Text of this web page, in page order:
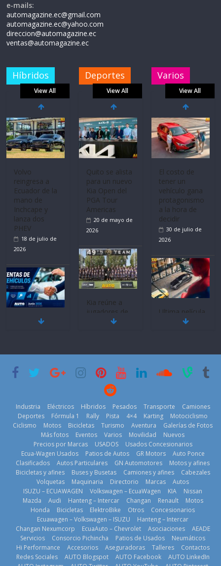
e-mails:
automagazine.ec@gmail.com
automagazine.ec@yahoo.com
direccion@automagazine.ec
ventas@automagazine.ec
Híbridos
View All
Volvo
Ecuador de la
mano de
Inchcape y
lanza dos
PHEV
18 de julio de
Mercado
automotor
nacional cierra
historia
2026
BMW, Toyota,
Bosch y
Repsol
prueban flota
que usa
gasolina 100%
renovable
25 de julio de
Deportes
View All
La FEDAK
recibe 12
Sinotruk
cubrir las rutas
de La Vuelta
31 de julio de
2026
Quito se alista
para un nuevo
PGA Tour
Americas
20 de mayo de
Kia reúne a
jugadores de
fútbol de todo
el mundo en
‘Kia OMBC
Cup’
6 de mayo de
2026
La Vuelta al
Ecuador 2026,
Varios
View All
El costo de
tener un
vehículo gana
protagonismo
a la hora de
decidir
30 de julio de
2026
Ultima película
‘Spider‑Man:
Brand New
Day’ pone en
29 de julio de
¿Qué puede
pasar con tu
vehículo si
permanece
varios días sin
usar?
3 de agosto de
Industria Eléctricos Híbridos Pesados Transporte
Camiones
Deportes
Fórmula 1 Rally Pista 4×4 Karting
Motociclismo
Ciclismo
Motos Bicicletas Turismo Aventura
Galerías de Fotos
Más fotos
Eventos Varios Movilidad
Nuevos
Precios por Marcas
USADOS
Usados Concesionarios
Ecua-Wagen Usados
Patios de Autos GR Motors
Auto Ponce
Clasificados
Autos Particulares GN Automotores
Motos y afines
Bicicletas y afines
Buses y Busetas Camiones y afines
Cabezales
Volquetas
Maquinaria Directorio Marcas
Autos
ISUZU – ECUAWAGEN
Volkswagen – EcuaWagen KIA
Nissan
Mazda
Audi Hanteng – Intercar Changan Renault
Motos
Honda
Bicicletas ElektroBike Otros
Concesionarios
Ecuawagen – Volkswagen – ISUZU
Hanteng – Intercar
Changan Nexumcorp
EcuaAuto – Chevrolet Asociaciones
AEADE
Servicios
Consorcio Pichincha Patios de Usados
Neumáticos
Hi Performance
Accesorios Aseguradoras Talleres
Contactos
Redes Sociales
AUTO Blogspot AUTO Facebook
AUTO LinkedIn